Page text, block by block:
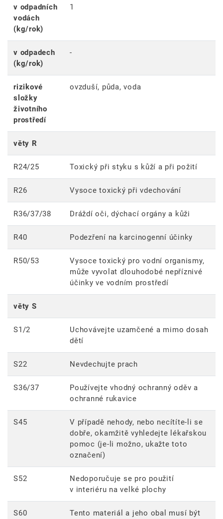
v odpadních
vodách
(kg/rok)
1
v odpadech
(kg/rok)
-
rizikové
složky
životního
prostředí
ovzduší, půda, voda
věty R
R24/25 Toxický při styku s kůží a při požití
R26 Vysoce toxický při vdechování
R36/37/38 Dráždí oči, dýchací orgány a kůži
R40 Podezření na karcinogenní účinky
R50/53
Vysoce toxický pro vodní organismy,
může vyvolat dlouhodobé nepříznivé
účinky ve vodním prostředí
věty S
S1/2
Uchovávejte uzamčené a mimo dosah
dětí
S22 Nevdechujte prach
S36/37
Používejte vhodný ochranný oděv a
ochranné rukavice
S45
V případě nehody, nebo necítíte-li se
dobře, okamžitě vyhledejte lékařskou
pomoc (je-li možno, ukažte toto
označení)
S52
Nedoporučuje se pro použití
v interiéru na velké plochy
S60
Tento materiál a jeho obal musí být